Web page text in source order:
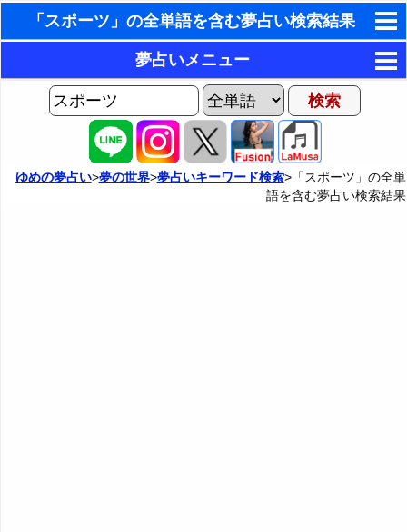
「スポーツ」の全単語を含む夢占い検索結果
東洋・西洋占星術
ホラリー占星術
手相占いで未来診断
タロットカードで無料占い
夢占いメニュー
AIゆめの夢占いチャット
ヨセフの夢占い
夢占い掲示板
ゆめの夢占い>夢の世界>夢占いキーワード検索>「スポーツ」の全単
語を含む夢占い検索結果